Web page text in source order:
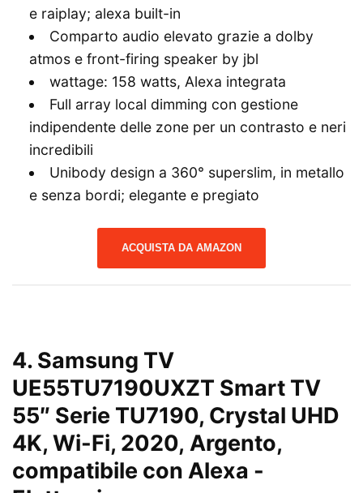
e raiplay; alexa built-in
Comparto audio elevato grazie a dolby
atmos e front-firing speaker by jbl
wattage: 158 watts, Alexa integrata
Full array local dimming con gestione
indipendente delle zone per un contrasto e neri
incredibili
Unibody design a 360° superslim, in metallo
e senza bordi; elegante e pregiato
ACQUISTA DA AMAZON
4. Samsung TV
UE55TU7190UXZT Smart TV
55″ Serie TU7190, Crystal UHD
4K, Wi-Fi, 2020, Argento,
compatibile con Alexa -